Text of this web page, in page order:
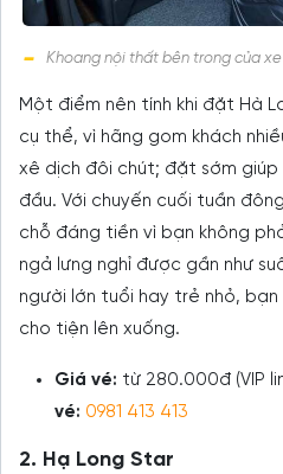
Khoang nội thất bên trong của xe
Một điểm nên tính khi đặt Hà
cụ thể, vì hãng gom khách
xê dịch đôi chút; đặt sớm
đầu. Với chuyến cuối tuần
chỗ đáng tiền vì bạn không
ngả lưng nghỉ được gần như
người lớn tuổi hay trẻ nhỏ,
cho tiện lên xuống.
Giá vé: từ 280.000đ (VIP
vé: 0981 413 413
2. Hạ Long Star